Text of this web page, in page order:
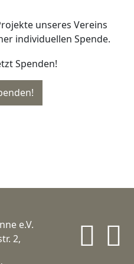
unseres Vereins
individuellen Spende.
e.V.
2,